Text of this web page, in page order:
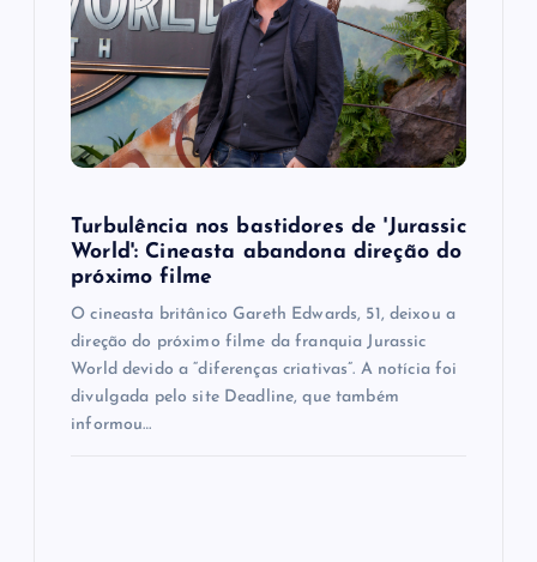
Turbulência nos bastidores de 'Jurassic
World': Cineasta abandona direção do
próximo filme
O cineasta britânico Gareth Edwards, 51, deixou a
direção do próximo filme da franquia Jurassic
World devido a “diferenças criativas”. A notícia foi
divulgada pelo site Deadline, que também
informou…